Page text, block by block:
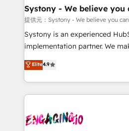
Agent Creation 🔄 Custom
Migration Why 1406 We become part of your team.
Your team learns while we
broke. Built for mid-market
constraints. By the Numbers 🏆 Top 1% of all
HubSpot partners 🔄 Top 5%
ops at mid-market companies
beyond spreadsheets into
Systony - We believe you
提供元：Systony - We believe you
Systony is an experienced
implementation partner. We
organization's needs and goals
with your organization. We are
you are too. Why Systony? - 20+ years of
experience with CRM,
Own back-end developers -
Elite4.9